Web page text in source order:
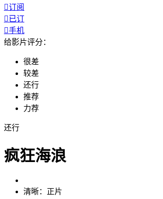
订阅
已订
手机
给影片评分：
很差
较差
还行
推荐
力荐
还行
疯狂海浪
清晰： 正片